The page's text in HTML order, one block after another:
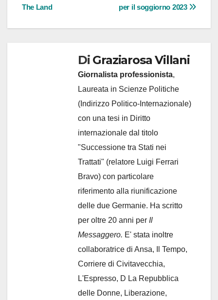
per il soggiorno 2023
The Land
Di Graziarosa Villani
Giornalista professionista,
Laureata in Scienze Politiche
(Indirizzo Politico-Internazionale)
con una tesi in Diritto
internazionale dal titolo
"Successione tra Stati nei
Trattati" (relatore Luigi Ferrari
Bravo) con particolare
riferimento alla riunificazione
delle due Germanie. Ha scritto
per oltre 20 anni per Il
Messaggero. E' stata inoltre
collaboratrice di Ansa, Il Tempo,
Corriere di Civitavecchia,
L'Espresso, D La Repubblica
delle Donne, Liberazione,